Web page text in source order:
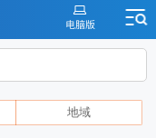
地域